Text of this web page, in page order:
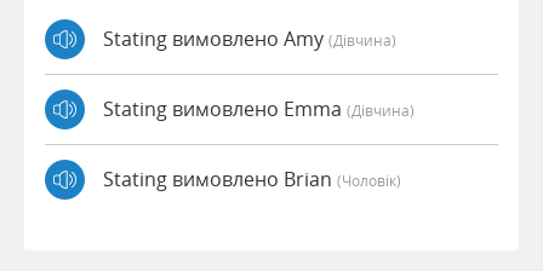
Stating вимовлено Amy (дівчина)
Stating вимовлено Emma (дівчина)
Stating вимовлено Brian (чоловік)